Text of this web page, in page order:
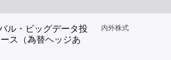
ル・ビッグデータ投
ス（為替ヘッジあ
内外株式